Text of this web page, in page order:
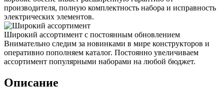
производителя, полную комплектность набора и исправность
электрических элементов.
Широкий ассортимент с постоянным обновлением
Внимательно следим за новинками в мире конструкторов и
оперативно пополняем каталог. Постоянно увеличиваем
ассортимент популярными наборами на любой бюджет.
Описание